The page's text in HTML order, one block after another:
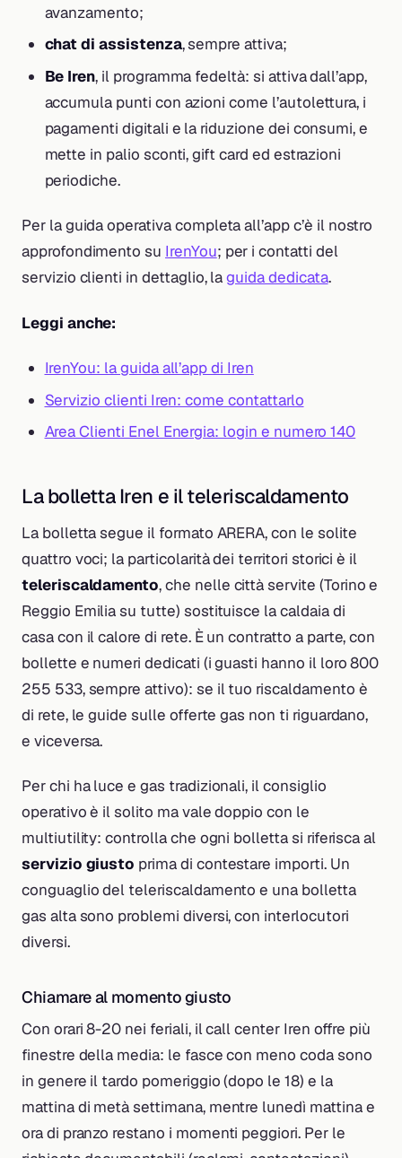
avanzamento;
chat di assistenza, sempre attiva;
Be Iren, il programma fedeltà: si attiva dall’app,
accumula punti con azioni come l’autolettura, i
pagamenti digitali e la riduzione dei consumi, e
mette in palio sconti, gift card ed estrazioni
periodiche.
Per la guida operativa completa all’app c’è il nostro
approfondimento su IrenYou; per i contatti del
servizio clienti in dettaglio, laguida dedicata.
Leggi anche:
IrenYou: la guida all’app di Iren
Servizio clienti Iren: come contattarlo
Area Clienti Enel Energia: login e numero 140
La bolletta Iren e il teleriscaldamento
La bolletta segue il formato ARERA, con le solite
quattro voci; la particolarità dei territori storici è il
teleriscaldamento, che nelle città servite (Torino e
Reggio Emilia su tutte) sostituisce la caldaia di
casa con il calore di rete. È un contratto a parte, con
bollette e numeri dedicati (i guasti hanno il loro 800
255 533, sempre attivo): se il tuo riscaldamento è
di rete, le guide sulle offerte gas non ti riguardano,
e viceversa.
Per chi ha luce e gas tradizionali, il consiglio
operativo è il solito ma vale doppio con le
multiutility: controlla che ogni bolletta si riferisca al
servizio giusto prima di contestare importi. Un
conguaglio del teleriscaldamento e una bolletta
gas alta sono problemi diversi, con interlocutori
diversi.
Chiamare al momento giusto
Con orari 8-20 nei feriali, il call center Iren offre più
finestre della media: le fasce con meno coda sono
in genere il tardo pomeriggio (dopo le 18) e la
mattina di metà settimana, mentre lunedì mattina e
ora di pranzo restano i momenti peggiori. Per le